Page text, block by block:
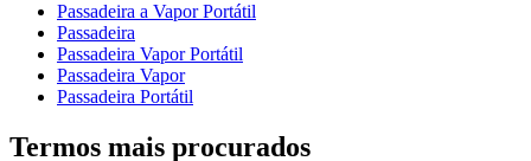
Passadeira a Vapor Portátil
Passadeira
Passadeira Vapor Portátil
Passadeira Vapor
Passadeira Portátil
Termos mais procurados